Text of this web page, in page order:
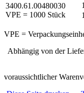
3400.61.00480030
VPE = 1000 Stück
VPE =
Abhängig von der
voraussichtlicher